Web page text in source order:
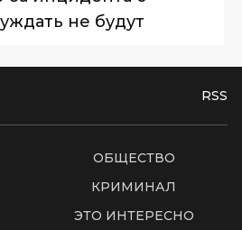
не будут
RSS
ОБЩЕСТВО
КРИМИНАЛ
ЭТО ИНТЕРЕСНО